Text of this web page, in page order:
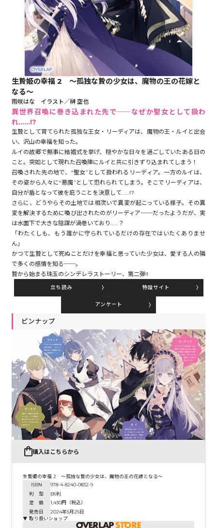
ロサージュノベルス
コミックガルド
コミックパルフェ
コミックエッセイ
閉じる
生贄姫の幸福 2 ～孤独な贄の少女は、魔物の王の花嫁と
なる～
雨咲はな イラスト／榊 空也
異世界召喚に巻き込まれた先で──なぜか聖女として扱わ
れ……!?
生贄として育てられた孤独な王女・リーディアは、魔物の王・ルイと出会
い、沢山の幸福を知った。
ルイの故郷で無事に結婚式を挙げ、穏やかな日々を過ごしていたある日の
こと。突如として現れた召喚陣にルイと共に引きずり込まれてしまう！
召喚された先の地で、“聖女”として扱われるリーディア。一方のルイは、
その姿から人々に“悪魔”として恐れられてしまう。そこでリーディアは、
自分が盾となって彼を庇うことを決意して……!?
さらに、どうやらその土地では相次いで異変が起こっている様子。その異
変を解決するために喚び出されたのがリーディア──だったようだが、実
は水面下で大きな陰謀が渦巻いており……？
「わたくしも、もう誰かに守られているだけの存在ではいたくありませ
ん」
かつて生贄として死ぬことだけを幸福と思っていた少女は、愛する人の隣
で多くの感情を知る──。
贄から始まる珠玉のシンデレラストーリー、第二弾!!
立ち読み 特設サイト
アンケート
ピンナップ
購入はこちらから
生贄姫の幸福 2 ～孤独な贄の少女は、魔物の王の花嫁となる～
ISBN
978-4-8240-0832-9
判 型
B6判
定 価
1,430円（税込）
発売日
2024年5月25日
▼ 取り扱いショップ